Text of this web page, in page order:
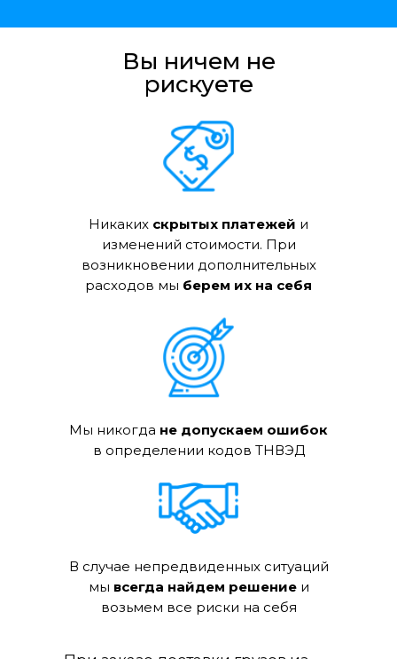
Вы ничем не
рискуете
Никаких скрытых платежей и
изменений стоимости. При
возникновении дополнительных
расходов мы берем их на себя
Мы никогда не допускаем ошибок
в определении кодов ТНВЭД
В случае непредвиденных ситуаций
мы всегда найдем решениеи
возьмем все риски на себя